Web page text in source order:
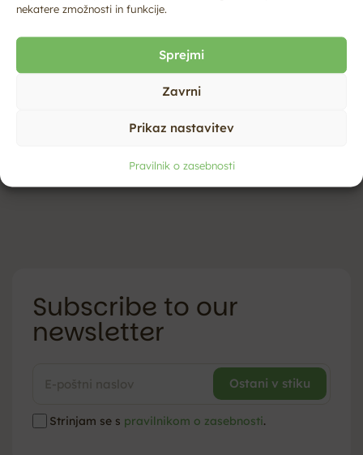
nekatere zmožnosti in funkcije.
Sprejmi
Zavrni
Prikaz nastavitev
Pravilnik o zasebnosti
stran in družbena omrežja.😉
Dogodki se bodo fotografirali in/ali snemali.
Subscribe to our
newsletter
Strinjam se s pravilnikom o zasebnosti.